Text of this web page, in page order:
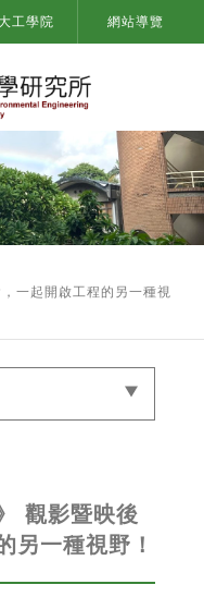
工學院 網站導覽
一起開啟工程的另一種視
觀影暨映後
另一種視野！